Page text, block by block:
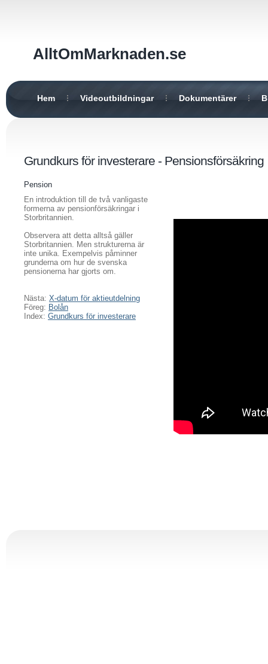
AlltOmMarknaden.se
Hem Videoutbildningar Dokumentärer
Grundkurs för investerare - Pensionsförsäkring
Pension
En introduktion till de två vanligaste
formerna av pensionförsäkringar i
Storbritannien.
Observera att detta alltså gäller
Storbritannien. Men strukturerna är
inte unika. Exempelvis påminner
grunderna om hur de svenska
pensionerna har gjorts om.
Nästa: X-datum för aktieutdelning
Föreg: Bolån
Index: Grundkurs för investerare